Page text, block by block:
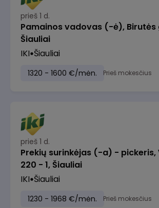
prieš 1 d.
Pamainos vadovas (-ė), Birutės
Šiauliai
IKI Šiauliai
1320 - 1600 €/mėn. Prieš mokesčius
prieš 1 d.
Prekių surinkėjas (-a) - pickeris,
220 - 1, Šiauliai
IKI Šiauliai
1230 - 1968 €/mėn. Prieš mokesčius